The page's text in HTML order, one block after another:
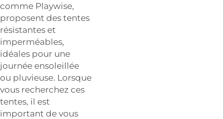
comme Playwise,
proposent des tentes
résistantes et
imperméables,
idéales pour une
journée ensoleillée
ou pluvieuse. Lorsque
vous recherchez ces
tentes, il est
important de vous